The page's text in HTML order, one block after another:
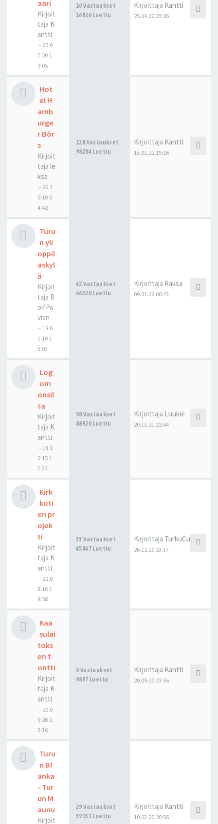
aari
Kirjoit
taja K
antti
- 05.0
7.20 1
9:05
10 Vastaukset
16816 Luettu
Kirjoittaja Kantti
25.04.22 23:26
Hot
el H
amb
urge
r Bör
s
Kirjoit
taja le
ksa
- 26.1
0.18 0
4:42
128 Vastaukset
98204 Luettu
Kirjoittaja Kantti
13.01.22 19:16
Turu
n yli
oppil
askyl
ä
Kirjoit
taja R
olfPa
vian
- 18.0
1.10 1
5:03
42 Vastaukset
66320 Luettu
Kirjoittaja Raksa
09.01.22 00:43
Log
om
onsil
ta
Kirjoit
taja K
antti
- 18.1
2.15 1
7:33
98 Vastaukset
88920 Luettu
Kirjoittaja Luukie
20.11.21 22:44
Kirk
koti
en pr
ojek
ti
Kirjoit
taja K
antti
- 22.0
8.16 1
8:58
33 Vastaukset
45047 Luettu
Kirjoittaja TurkuCubed
26.12.20 23:17
Kaa
sulai
toks
en t
ontti
Kirjoit
taja K
antti
- 20.0
9.20 2
3:36
0 Vastaukset
9897 Luettu
Kirjoittaja Kantti
20.09.20 23:36
Turu
n Bl
anka
- Tur
un M
aunu
Kirjoit
29 Vastaukset
39131 Luettu
Kirjoittaja Kantti
10.03.20 20:56